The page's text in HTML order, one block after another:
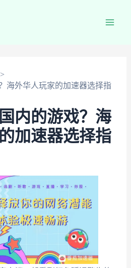
海外华人玩家的加速器选择指
内的游戏？海
加速器选择指